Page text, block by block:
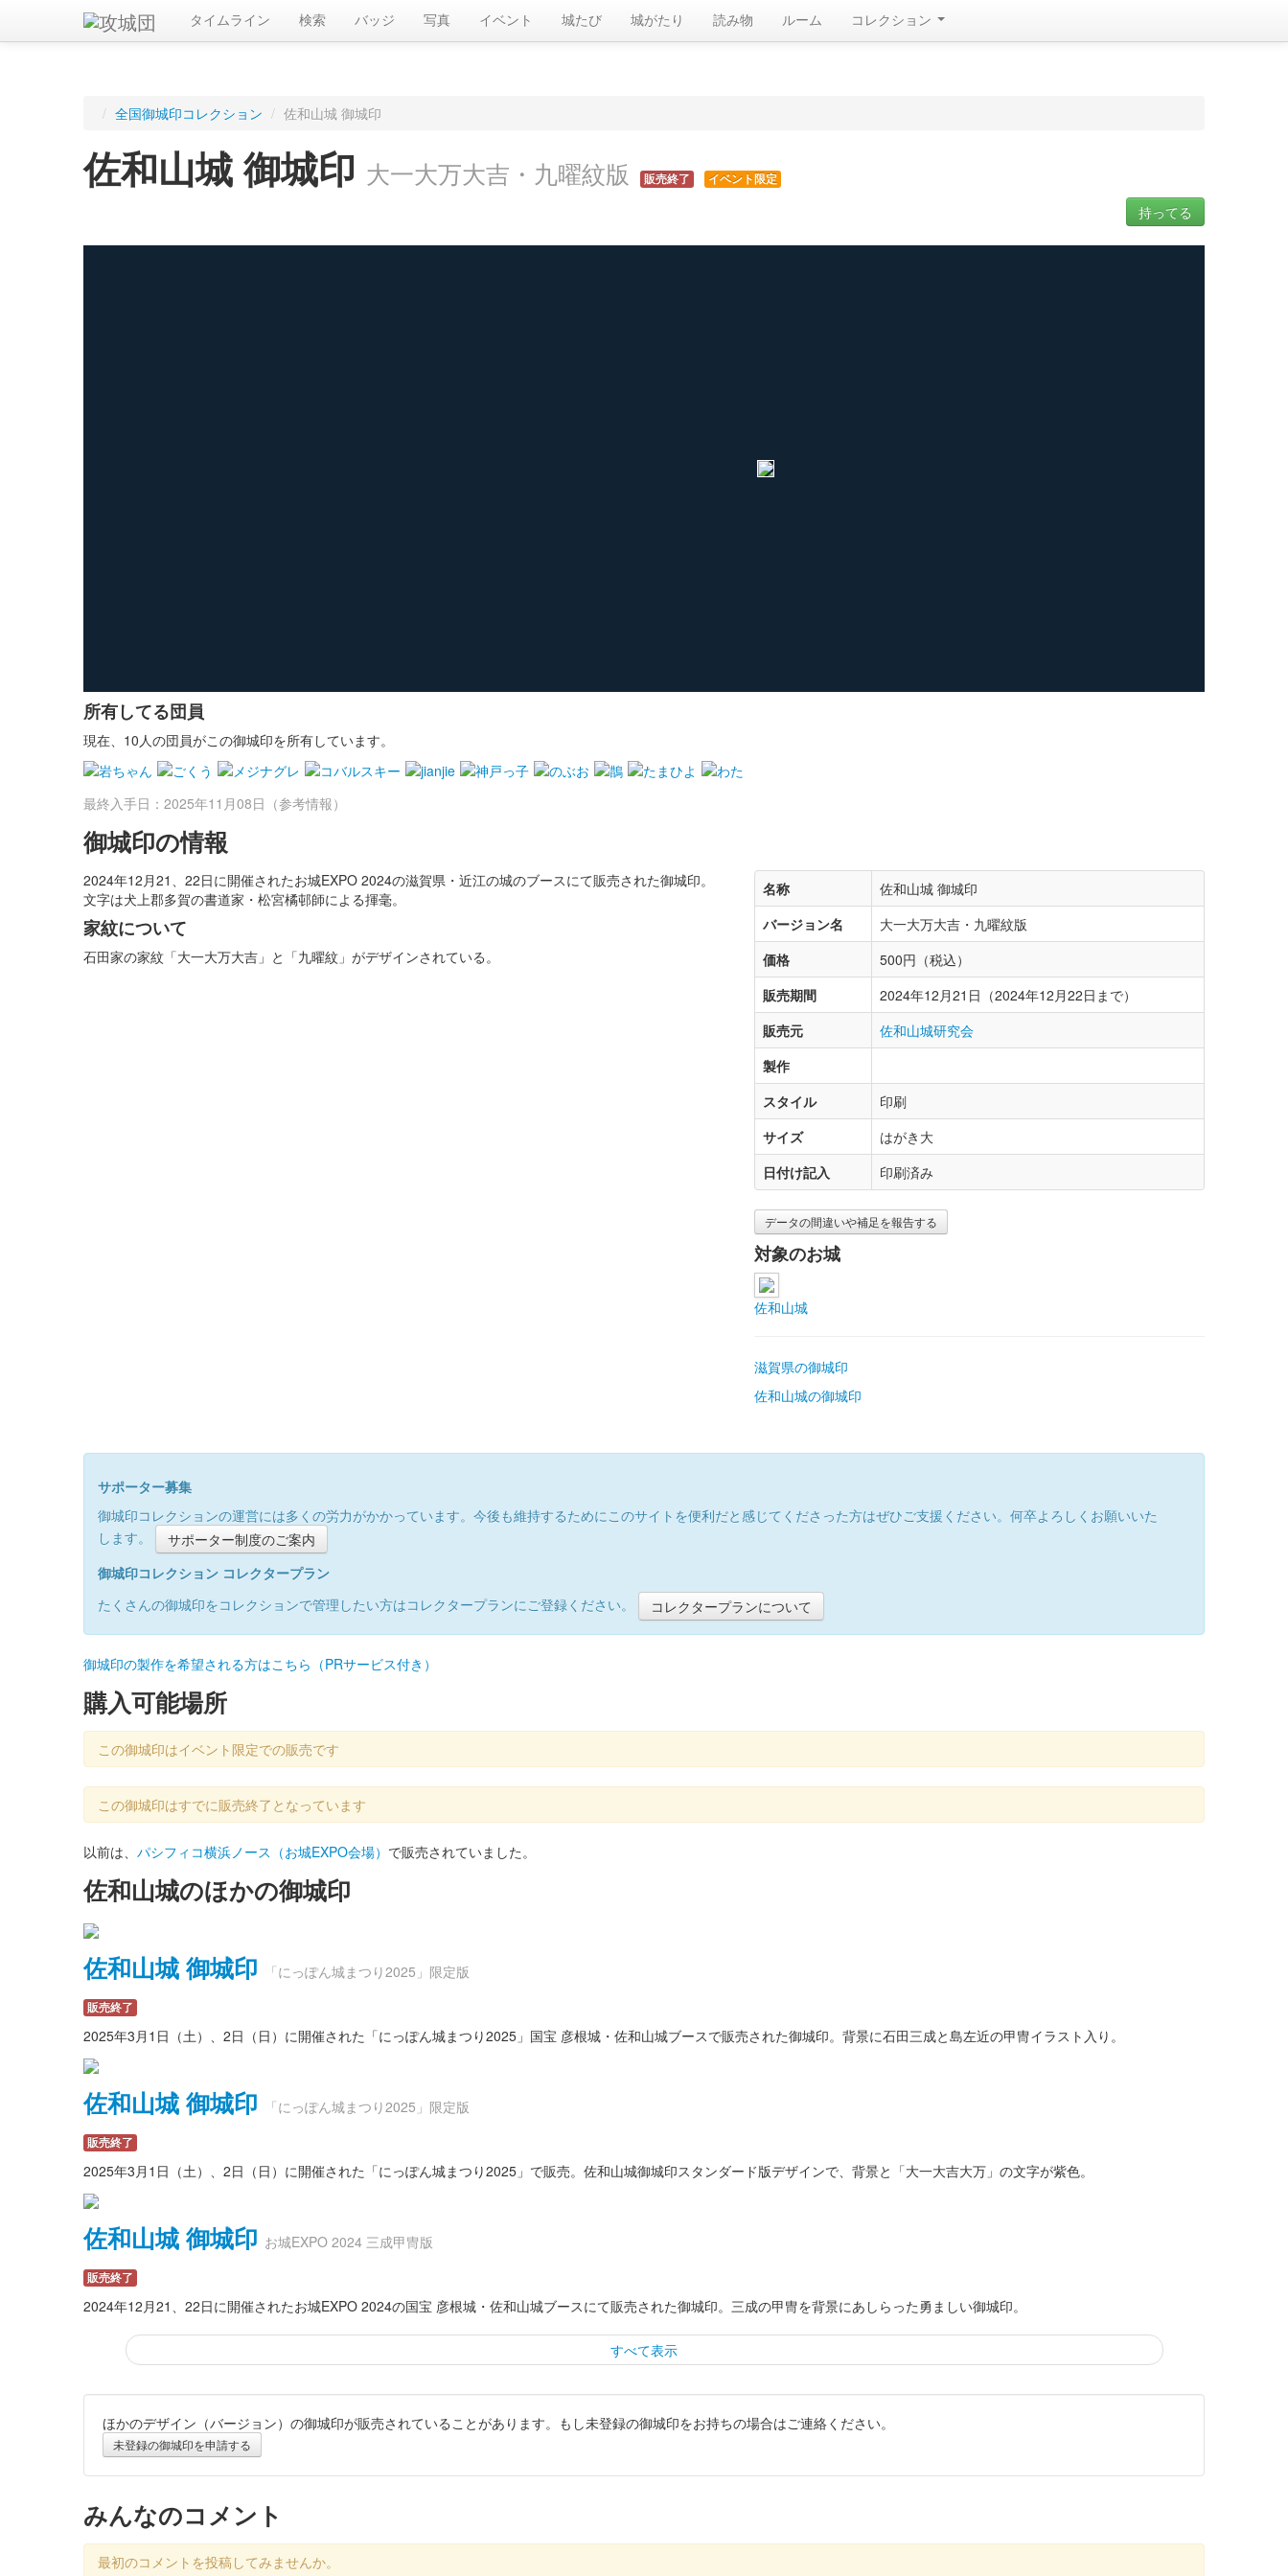
タイムライン 検索 バッジ 写真 イベント 城たび 城がたり 読み物 ルーム コレクション
/ 全国御城印コレクション / 佐和山城 御城印
佐和山城 御城印 大一大万大吉・九曜紋版 販売終了 イベント限定
持ってる
所有してる団員
現在、10人の団員がこの御城印を所有しています。
最終入手日：2025年11月08日（参考情報）
御城印の情報
2024年12月21、22日に開催されたお城EXPO 2024の滋賀県・近江の城のブースにて販売された御城印。
文字は犬上郡多賀の書道家・松宮橘邨師による揮毫。
家紋について
石田家の家紋「大一大万大吉」と「九曜紋」がデザインされている。
名称
佐和山城 御城印
バージョン名
大一大万大吉・九曜紋版
価格
500円（税込）
販売期間
2024年12月21日（2024年12月22日まで）
販売元
佐和山城研究会
製作
スタイル
印刷
サイズ
はがき大
日付け記入
印刷済み
データの間違いや補足を報告する
対象のお城
佐和山城
滋賀県の御城印
佐和山城の御城印
サポーター募集
御城印コレクションの運営には多くの労力がかかっています。今後も維持するためにこのサイトを便利だと感じてくださった方はぜひご支援ください。何卒よろしくお願いいた
します。
サポーター制度のご案内
御城印コレクション コレクタープラン
たくさんの御城印をコレクションで管理したい方はコレクタープランにご登録ください。
コレクタープランについて
御城印の製作を希望される方はこちら（PRサービス付き）
購入可能場所
この御城印はイベント限定での販売です
この御城印はすでに販売終了となっています
以前は、 パシフィコ横浜ノース（お城EXPO会場） で販売されていました。
佐和山城のほかの御城印
佐和山城 御城印 「にっぽん城まつり2025」限定版
販売終了
2025年3月1日（土）、2日（日）に開催された「にっぽん城まつり2025」国宝 彦根城・佐和山城ブースで販売された御城印。背景に石田三成と島左近の甲冑イラスト入り。
佐和山城 御城印 「にっぽん城まつり2025」限定版
販売終了
2025年3月1日（土）、2日（日）に開催された「にっぽん城まつり2025」で販売。佐和山城御城印スタンダード版デザインで、背景と「大一大吉大万」の文字が紫色。
佐和山城 御城印 お城EXPO 2024 三成甲冑版
販売終了
2024年12月21、22日に開催されたお城EXPO 2024の国宝 彦根城・佐和山城ブースにて販売された御城印。三成の甲冑を背景にあしらった勇ましい御城印。
すべて表示
佐和山城 御城印 特別版
販売終了
2024年12月21、22日に開催されたお城EXPO 2024の国宝 彦根城・佐和山城ブースにて販売された御城印。新字体を使用した特別版。
佐和山城 御城印 大一大万大吉版
ほかのデザイン（バージョン）の御城印が販売されていることがあります。もし未登録の御城印をお持ちの場合はご連絡ください。
未登録の御城印を申請する
みんなのコメント
最初のコメントを投稿してみませんか。